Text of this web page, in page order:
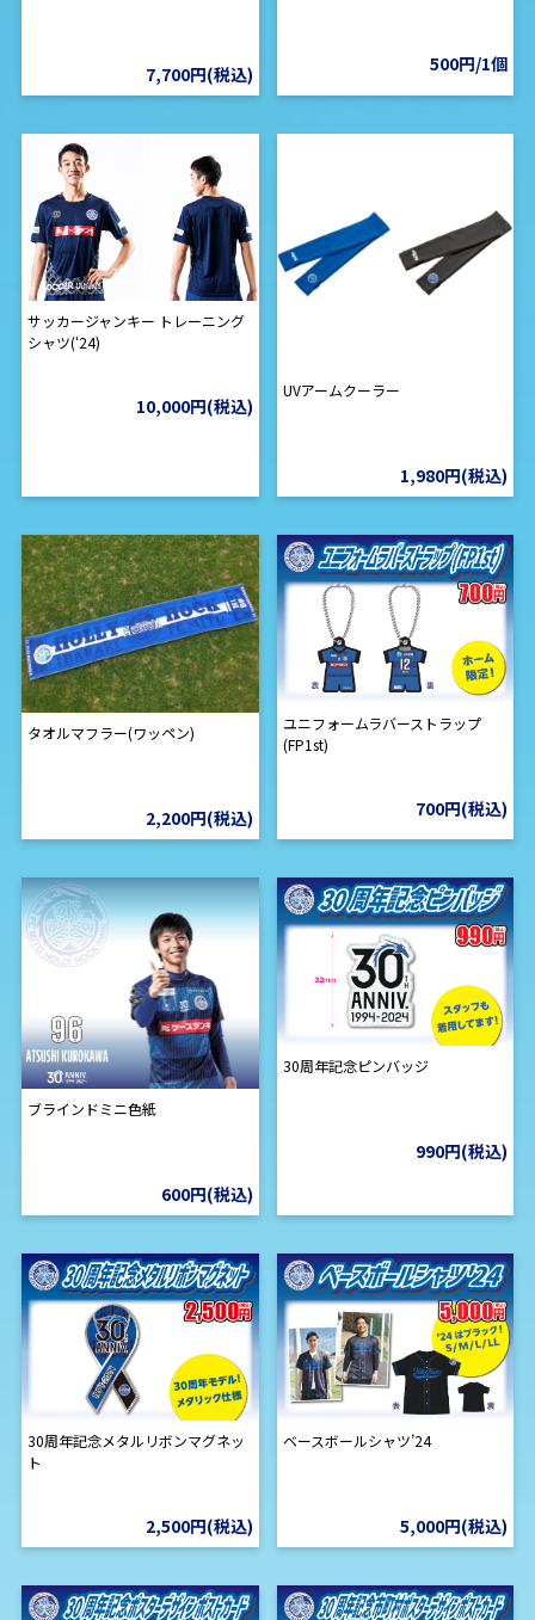
7,700円(税込) 500円/1個
サッカージャンキー トレーニング
シャツ(‘24)
10,000円(税込)
UVアームクーラー
1,980円(税込)
タオルマフラー(ワッペン)
2,200円(税込)
ユニフォームラバーストラップ
(FP1st)
700円(税込)
ブラインドミニ色紙
600円(税込)
30周年記念ピンバッジ
990円(税込)
30周年記念メタルリボンマグネッ
ト
2,500円(税込)
ベースボールシャツ’24
5,000円(税込)